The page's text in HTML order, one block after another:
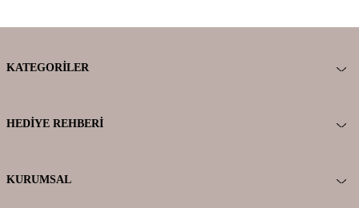
KATEGORILER
HEDIYE REHBERI
KURUMSAL